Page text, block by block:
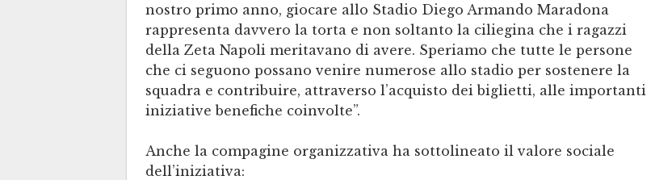
nostro primo anno, giocare allo Stadio Diego Armando Maradona
rappresenta davvero la torta e non soltanto la ciliegina che i ragazzi
della Zeta Napoli meritavano di avere. Speriamo che tutte le persone
che ci seguono possano venire numerose allo stadio per sostenere la
squadra e contribuire, attraverso l’acquisto dei biglietti, alle importanti
iniziative benefiche coinvolte”.
Anche la compagine organizzativa ha sottolineato il valore sociale
dell’iniziativa: